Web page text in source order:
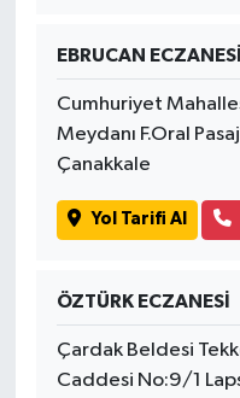
EBRUCAN ECZANESİ
Cumhuriyet
Meydanı F.Oral
Çanakkale
Yol Tarifi Al
ÖZTÜRK ECZANESİ
Çardak Beldesi
Caddesi No:9/1